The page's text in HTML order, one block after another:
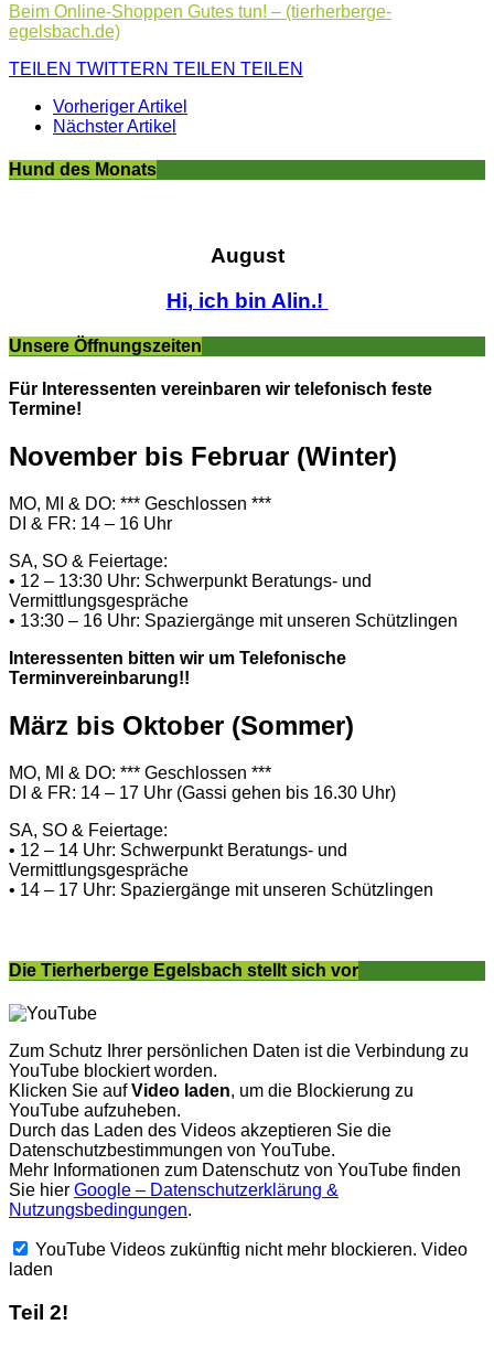
Beim Online-Shoppen Gutes tun! – (tierherberge-
egelsbach.de)
TEILEN TWITTERN TEILEN TEILEN
Vorheriger Artikel
Nächster Artikel
Hund des Monats
August
Hi, ich bin Alin.!
Unsere Öffnungszeiten
Für Interessenten vereinbaren wir telefonisch feste
Termine!
November bis Februar (Winter)
MO, MI & DO: *** Geschlossen ***
DI & FR: 14 – 16 Uhr
SA, SO & Feiertage:
• 12 – 13:30 Uhr: Schwerpunkt Beratungs- und
Vermittlungsgespräche
• 13:30 – 16 Uhr: Spaziergänge mit unseren Schützlingen
Interessenten bitten wir um Telefonische
Terminvereinbarung!!
März bis Oktober (Sommer)
MO, MI & DO: *** Geschlossen ***
DI & FR: 14 – 17 Uhr (Gassi gehen bis 16.30 Uhr)
SA, SO & Feiertage:
• 12 – 14 Uhr: Schwerpunkt Beratungs- und
Vermittlungsgespräche
• 14 – 17 Uhr: Spaziergänge mit unseren Schützlingen
Die Tierherberge Egelsbach stellt sich vor
Zum Schutz Ihrer persönlichen Daten ist die Verbindung zu
YouTube blockiert worden.
Klicken Sie aufVideo laden, um die Blockierung zu
YouTube aufzuheben.
Durch das Laden des Videos akzeptieren Sie die
Datenschutzbestimmungen von YouTube.
Mehr Informationen zum Datenschutz von YouTube finden
Sie hier Google – Datenschutzerklärung &
Nutzungsbedingungen.
YouTube Videos zukünftig nicht mehr blockieren. Video
laden
Teil 2!